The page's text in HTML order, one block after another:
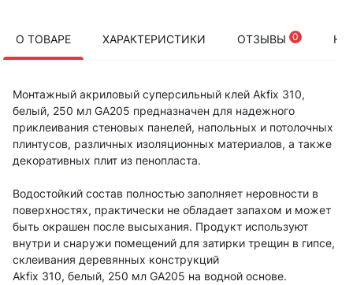
О ТОВАРЕ ХАРАКТЕРИСТИКИ ОТЗЫВЫ 0
Монтажный акриловый суперсильный клей Akfix 310,
белый, 250 мл GA205 предназначен для надежного
приклеивания стеновых панелей, напольных и потолочных
плинтусов, различных изоляционных материалов, а также
декоративных плит из пенопласта.
Водостойкий состав полностью заполняет неровности в
поверхностях, практически не обладает запахом и может
быть окрашен после высыхания. Продукт используют
внутри и снаружи помещений для затирки трещин в гипсе,
склеивания деревянных конструкций
Akfix 310, белый, 250 мл GA205 на водной основе.